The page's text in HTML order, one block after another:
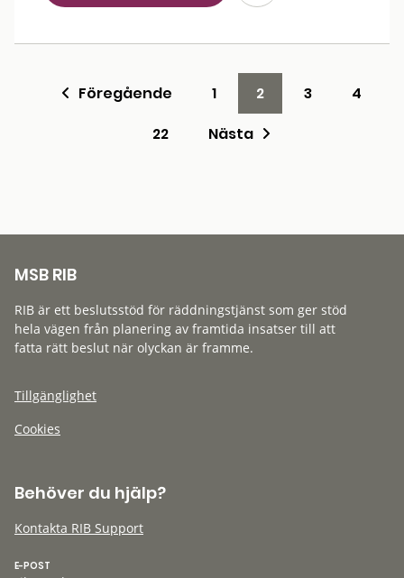
Föregående 1 2 3
4
22
Nästa
MSB RIB
RIB är ett beslutsstöd för räddningstjänst som ger stöd
hela vägen från planering av framtida insatser till att
fatta rätt beslut när olyckan är framme.
Tillgänglighet
Cookies
Behöver du hjälp?
Kontakta RIB Support
E-POST